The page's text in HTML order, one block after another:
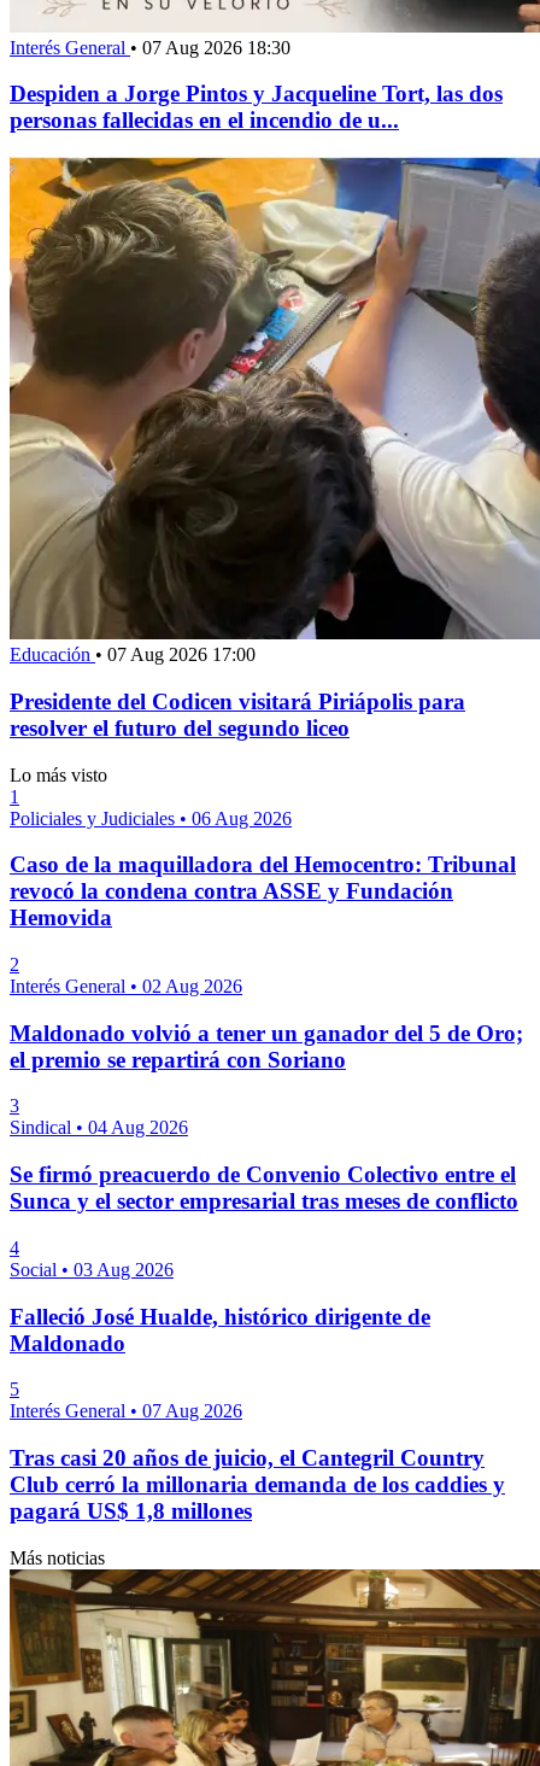
Interés General • 07 Aug 2026 18:30
Despiden a Jorge Pintos y Jacqueline Tort, las dos
personas fallecidas en el incendio de u...
Educación • 07 Aug 2026 17:00
Presidente del Codicen visitará Piriápolis para
resolver el futuro del segundo liceo
Lo más visto
1
Policiales y Judiciales • 06 Aug 2026
Caso de la maquilladora del Hemocentro: Tribunal
revocó la condena contra ASSE y Fundación
Hemovida
2
Interés General • 02 Aug 2026
Maldonado volvió a tener un ganador del 5 de Oro;
el premio se repartirá con Soriano
3
Sindical • 04 Aug 2026
Se firmó preacuerdo de Convenio Colectivo entre el
Sunca y el sector empresarial tras meses de conflicto
4
Social • 03 Aug 2026
Falleció José Hualde, histórico dirigente de
Maldonado
5
Interés General • 07 Aug 2026
Tras casi 20 años de juicio, el Cantegril Country
Club cerró la millonaria demanda de los caddies y
pagará US$ 1,8 millones
Más noticias